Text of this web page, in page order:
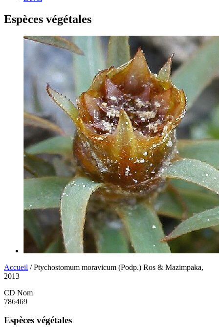
Espèces végétales
Accueil / Ptychostomum moravicum (Podp.) Ros & Mazimpaka,
2013
CD Nom
786469
Espèces végétales